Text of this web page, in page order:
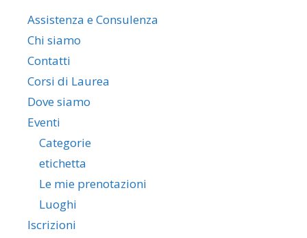
Assistenza e Consulenza
Chi siamo
Contatti
Corsi di Laurea
Dove siamo
Eventi
Categorie
etichetta
Le mie prenotazioni
Luoghi
Iscrizioni